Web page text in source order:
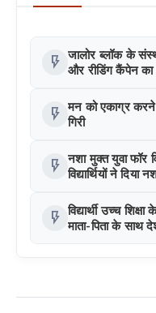
flash_on जालोर ब्लॉक के
और रीडिंग कैंपेन का
flash_on मन को एकाग्र करने
गिरी
flash_on नशा मुक्त युवा फॉर
विद्यार्थियों ने
flash_on विद्यार्थी उच्च
माता-पिता के